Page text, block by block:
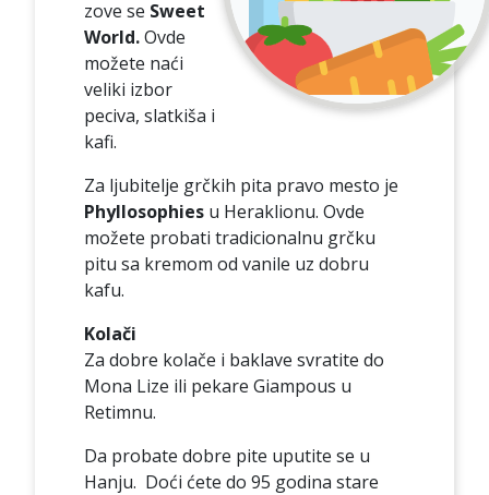
zove se Sweet
World.Ovde
možete naći
veliki izbor
peciva, slatkiša i
kafi.
Za ljubitelje grčkih pita pravo mesto je
Phyllosophies u Heraklionu. Ovde
možete probati tradicionalnu grčku
pitu sa kremom od vanile uz dobru
kafu.
Kolači
Za dobre kolače i baklave svratite do
Mona Lize ili pekare Giampous u
Retimnu.
Da probate dobre pite uputite se u
Hanju. Doći ćete do 95 godina stare